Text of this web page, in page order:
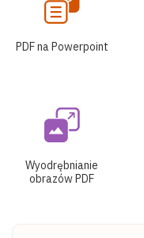
PDF na Powerpoint
Wyodrębnianie
obrazów PDF